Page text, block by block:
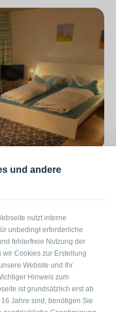
und andere
nutzt interne
unbedingt erforderliche
fehlerfreie Nutzung der
Cookies zur Erstellung
Website und Ihr
Hinweis zum
ist grundsätzlich erst ab
Jahre sind, benötigen Sie